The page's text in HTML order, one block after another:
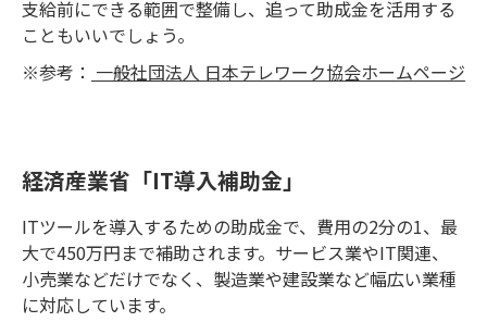
支給前にできる範囲で整備し、追って助成金を活用する
こともいいでしょう。
※参考： 一般社団法人 日本テレワーク協会ホームページ
経済産業省「IT導入補助金」
ITツールを導入するための助成金で、費用の2分の1、最
大で450万円まで補助されます。サービス業やIT関連、
小売業などだけでなく、製造業や建設業など幅広い業種
に対応しています。